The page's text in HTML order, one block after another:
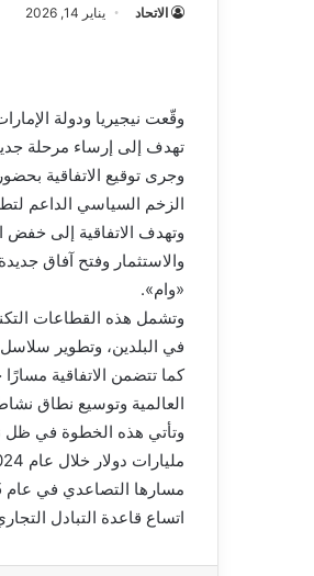
الاتحاد يناير 14, 2026
وقّعت نيجيريا ودولة
تهدف إلى إرساء مرحلة
وجرى توقيع الاتفاقية
الزخم السياسي الداعم
وتهدف الاتفاقية إلى خفض
والاستثمار وفتح آفاق
«وام».
وتشمل هذه القطاعات
في البلدين، وتطوير سلاسل
كما تتضمن الاتفاقية
العالمية وتوسيع نطاق
اتساع قاعدة التبادل